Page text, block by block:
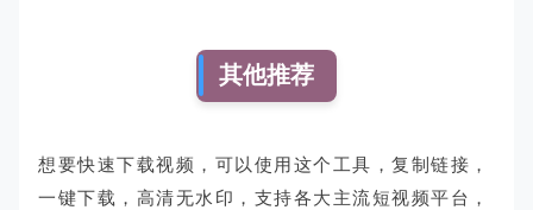
其他推荐
想要快速下载视频，可以使用这个工具，复制链接，
一键下载，高清无水印，支持各大主流短视频平台，